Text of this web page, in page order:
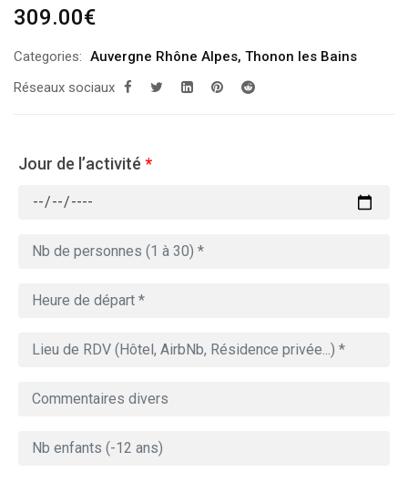
309.00€
Categories: Auvergne Rhône Alpes, Thonon les Bains
Réseaux sociaux
Jour de l’activité *